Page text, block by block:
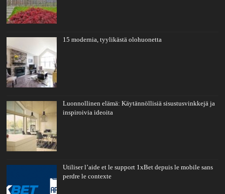
15 modernia, tyylikästä olohuonetta
Luonnollinen elämä: Käytännöllisiä sisustusvinkkejä ja
inspiroivia ideoita
Utiliser l’aide et le support 1xBet depuis le mobile sans
perdre le contexte